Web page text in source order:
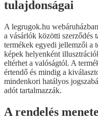
tulajdonságai
A legrugok.hu
a vásárlók közötti szerződés
termékek egyedi jellemzői a
képek helyenként
eltérhet a valóságtól. A
értendő és mindig a
mindenkori hatályos
adót tartalmazzák.
A rendelés menete